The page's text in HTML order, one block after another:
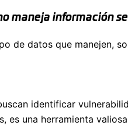
maneja información
de datos que manejen,
identificar
una herramienta